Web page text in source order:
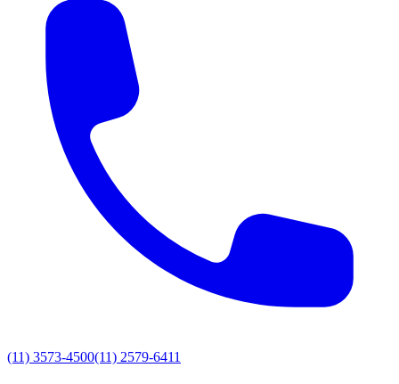
(11) 3573-4500(11) 2579-6411